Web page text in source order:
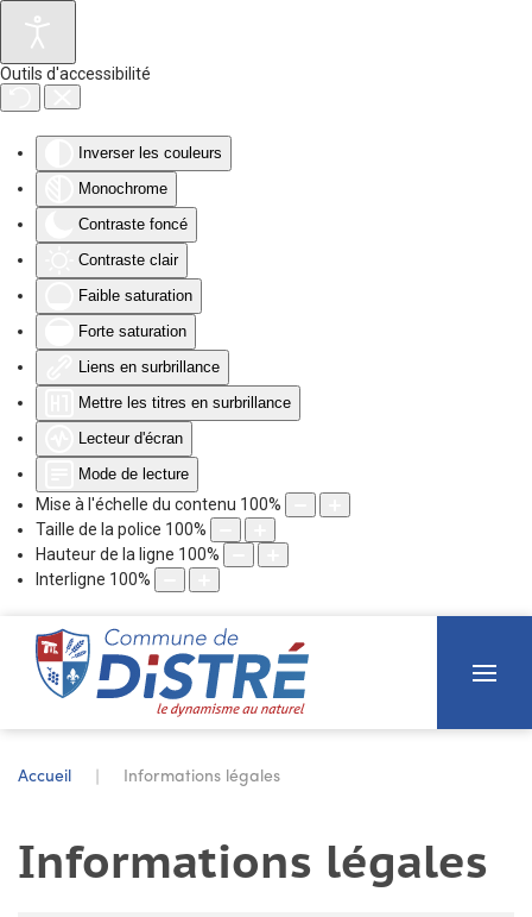
Outils d'accessibilité
Inverser les couleurs
Monochrome
Contraste foncé
Contraste clair
Faible saturation
Forte saturation
Liens en surbrillance
Mettre les titres en surbrillance
Lecteur d'écran
Mode de lecture
Mise à l'échelle du contenu 100%
Taille de la police 100%
Hauteur de la ligne 100%
Interligne 100%
Accéder au contenu principal
Accueil Informations légales
Informations légales